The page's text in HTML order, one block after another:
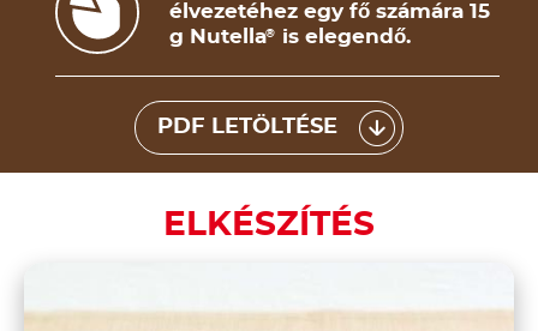
élvezetéhez egy fő számára 15
g Nutella® is elegendő.
PDF LETÖLTÉSE
ELKÉSZÍTÉS